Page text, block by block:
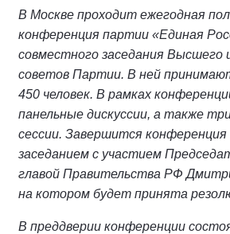
В Москве проходит ежегодная
конференция партии «Единая
совместного заседания Высшего
советов Партии. В ней
450 человек. В рамках
панельные дискуссии, а также
сессии. Завершится
заседанием с участием
главой Правительства РФ
на котором будет принята
В преддверии конференции